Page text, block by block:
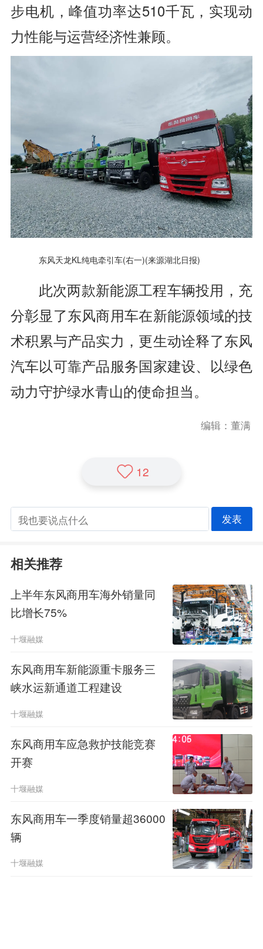
步电机，峰值功率达510千瓦，实现动
力性能与运营经济性兼顾。
东风天龙KL纯电牵引车(右一)(来源湖北日报)
此次两款新能源工程车辆投用，充
分彰显了东风商用车在新能源领域的技
术积累与产品实力，更生动诠释了东风
汽车以可靠产品服务国家建设、以绿色
动力守护绿水青山的使命担当。
编辑：董满
12
发表
相关推荐
上半年东风商用车海外销量同
比增长75%
十堰融媒
东风商用车新能源重卡服务三
峡水运新通道工程建设
十堰融媒
​东风商用车应急救护技能竞赛
开赛
十堰融媒
东风商用车一季度销量超36000
辆
十堰融媒